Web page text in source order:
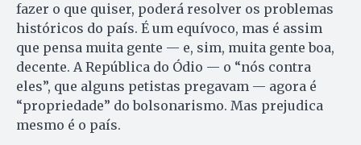
fazer o que quiser, poderá resolver os problemas
históricos do país. É um equívoco, mas é assim
que pensa muita gente — e, sim, muita gente boa,
decente. A República do Ódio — o “nós contra
eles”, que alguns petistas pregavam — agora é
“propriedade” do bolsonarismo. Mas prejudica
mesmo é o país.